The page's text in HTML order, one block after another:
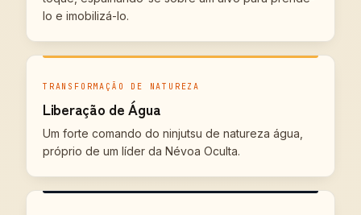
lo e imobilizá-lo.
TRANSFORMAÇÃO DE NATUREZA
Liberação de Água
Um forte comando do ninjutsu de natureza água,
próprio de um líder da Névoa Oculta.